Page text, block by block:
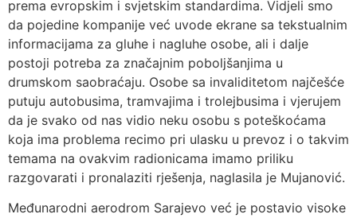
prema evropskim i svjetskim standardima. Vidjeli smo
da pojedine kompanije već uvode ekrane sa tekstualnim
informacijama za gluhe i nagluhe osobe, ali i dalje
postoji potreba za značajnim poboljšanjima u
drumskom saobraćaju. Osobe sa invaliditetom najčešće
putuju autobusima, tramvajima i trolejbusima i vjerujem
da je svako od nas vidio neku osobu s poteškoćama
koja ima problema recimo pri ulasku u prevoz i o takvim
temama na ovakvim radionicama imamo priliku
razgovarati i pronalaziti rješenja, naglasila je Mujanović.
Međunarodni aerodrom Sarajevo već je postavio visoke